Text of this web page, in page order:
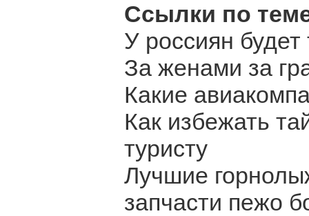
Ссылки по
У россиян будет
За женами за
Какие
Как избежать
туристу
Лучшие
запчасти пежо